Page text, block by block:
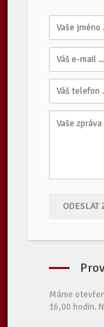
ODESLAT
Máme
16,00 hodin.